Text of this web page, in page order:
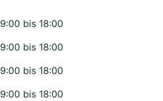
bis 18:00
bis 18:00
bis 18:00
bis 18:00